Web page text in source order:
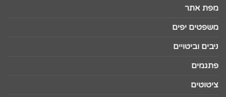
מפת אתר
משפטים יפים
ניבים וביטויים
פתגמים
ציטוטים